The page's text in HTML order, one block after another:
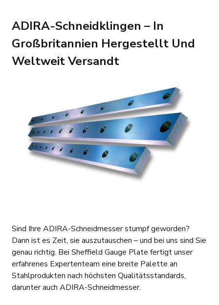
ADIRA-Schneidklingen – In
Großbritannien Hergestellt Und
Weltweit Versandt
Sind Ihre ADIRA-Schneidmesser stumpf geworden?
Dann ist es Zeit, sie auszutauschen – und bei uns sind Sie
genau richtig. Bei Sheffield Gauge Plate fertigt unser
erfahrenes Expertenteam eine breite Palette an
Stahlprodukten nach höchsten Qualitätsstandards,
darunter auch ADIRA-Schneidmesser.